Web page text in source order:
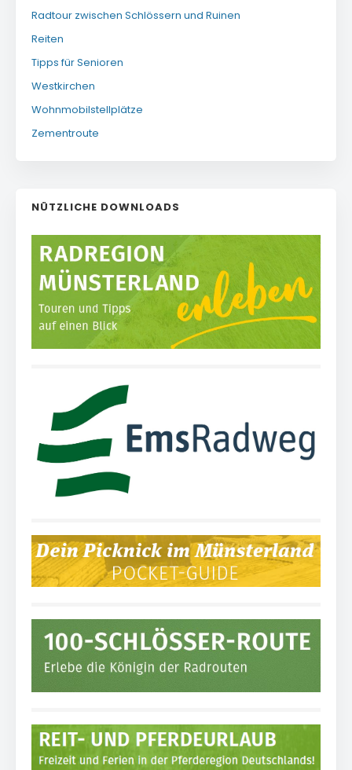
Radtour zwischen Schlössern und Ruinen
Reiten
Tipps für Senioren
Westkirchen
Wohnmobilstellplätze
Zementroute
NÜTZLICHE DOWNLOADS